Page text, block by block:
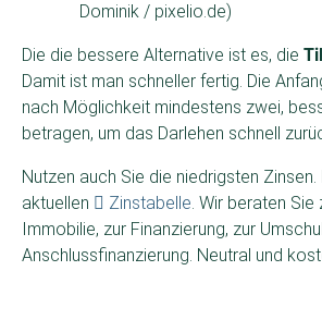
Dominik / pixelio.de)
Die die bessere Alternative ist es, die
Damit ist man schneller fertig. Die
nach Möglichkeit mindestens zwei,
betragen, um das Darlehen schnell
Nutzen auch Sie die niedrigsten
aktuellen
Zinstabelle. Wir beraten Sie
Immobilie, zur Finanzierung, zur
Anschlussfinanzierung. Neutral und